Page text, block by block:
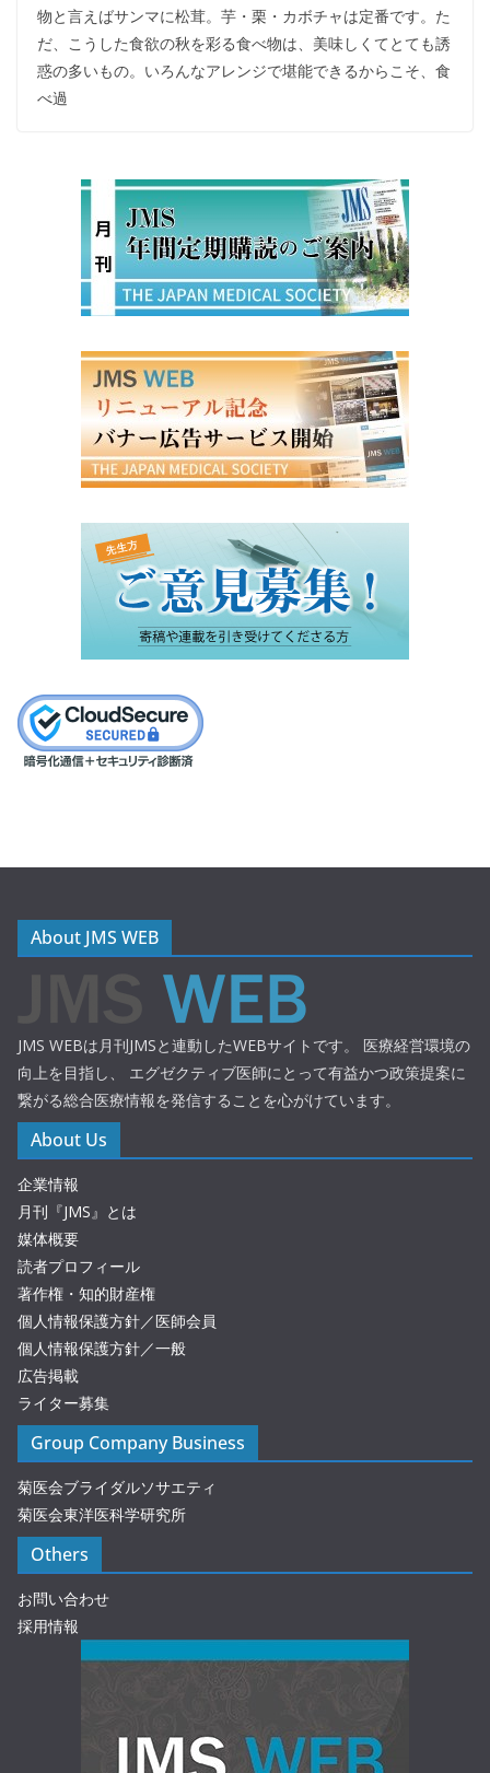
物と言えばサンマに松茸。芋・栗・カボチャは定番です。た
だ、こうした食欲の秋を彩る食べ物は、美味しくてとても誘
惑の多いもの。いろんなアレンジで堪能できるからこそ、食
べ過
About JMS WEB
JMS WEBは月刊JMSと連動したWEBサイトです。 医療経営環境の
向上を目指し、 エグゼクティブ医師にとって有益かつ政策提案に
繋がる総合医療情報を発信することを心がけています。
About Us
企業情報
月刊『JMS』とは
媒体概要
読者プロフィール
著作権・知的財産権
個人情報保護方針／医師会員
個人情報保護方針／一般
広告掲載
ライター募集
Group Company Business
菊医会ブライダルソサエティ
菊医会東洋医科学研究所
Others
お問い合わせ
採用情報